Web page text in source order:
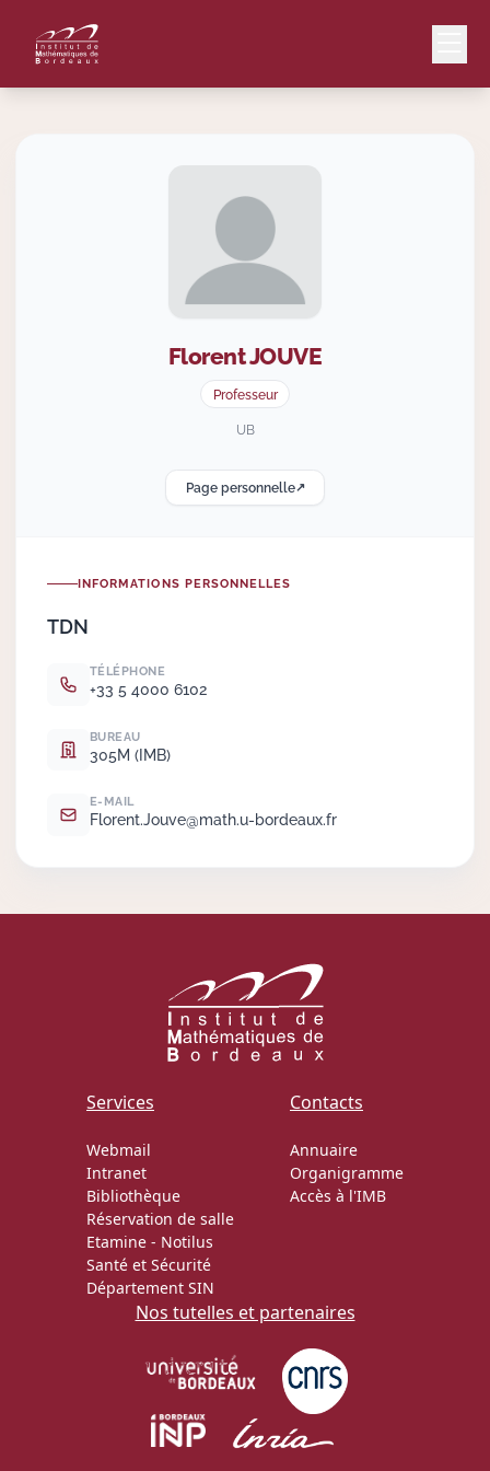
FlorentJOUVE
Professeur
UB
Page personnelle↗
INFORMATIONS PERSONNELLES
TDN
TÉLÉPHONE
+33 5 4000 6102
BUREAU
305M (IMB)
E-MAIL
Florent.Jouve@math.u-bordeaux.fr
Services
Webmail
Intranet
Bibliothèque
Réservation de salle
Etamine - Notilus
Santé et Sécurité
Département SIN
Contacts
Annuaire
Organigramme
Accès à l'IMB
Nos tutelles et partenaires